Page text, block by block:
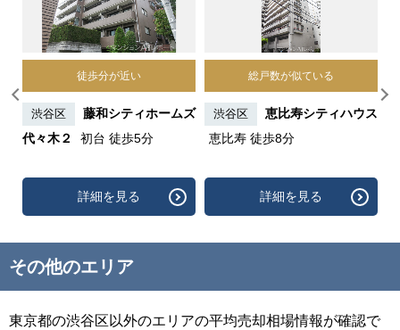
徒歩分が近い
渋谷区
藤和シティホームズ
代々木２
初台 徒歩5分
詳細を見る
総戸数が似ている
渋谷区
恵比寿シティハウス
恵比寿 徒歩8分
詳細を見る
その他のエリア
東京都の渋谷区以外のエリアの平均売却相場情報が確認で